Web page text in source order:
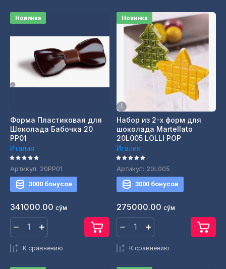
Новинка
Форма Пластиковая для
Шоколада Бабочка 20
PP01
Италия
Артикул: 20PP01
3000 бонусов
341000.00 сўм
К сравнению
Новинка
Набор из 2-x форм для
шоколада Martellato
20L005 LOLLI POP
Италия
Артикул: 20L005
3000 бонусов
275000.00 сўм
К сравнению